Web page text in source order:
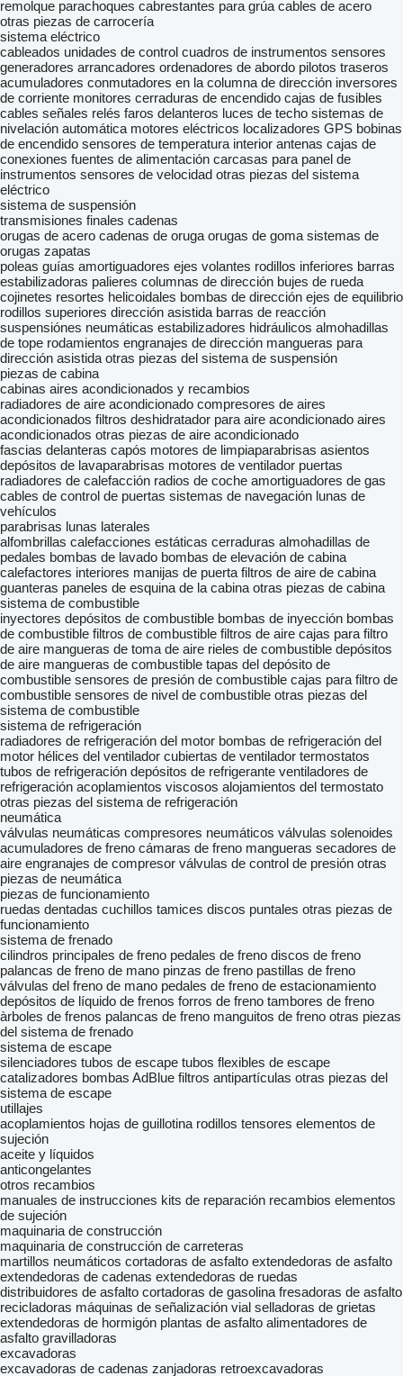
remolque parachoques cabrestantes para grúa cables de acero
otras piezas de carrocería
sistema eléctrico
cableados unidades de control cuadros de instrumentos sensores
generadores arrancadores ordenadores de abordo pilotos traseros
acumuladores conmutadores en la columna de dirección inversores
de corriente monitores cerraduras de encendido cajas de fusibles
cables señales relés faros delanteros luces de techo sistemas de
nivelación automática motores eléctricos localizadores GPS bobinas
de encendido sensores de temperatura interior antenas cajas de
conexiones fuentes de alimentación carcasas para panel de
instrumentos sensores de velocidad otras piezas del sistema
eléctrico
sistema de suspensión
transmisiones finales cadenas
orugas de acero cadenas de oruga orugas de goma sistemas de
orugas zapatas
poleas guías amortiguadores ejes volantes rodillos inferiores barras
estabilizadoras palieres columnas de dirección bujes de rueda
cojinetes resortes helicoidales bombas de dirección ejes de equilibrio
rodillos superiores dirección asistida barras de reacción
suspensiónes neumáticas estabilizadores hidráulicos almohadillas
de tope rodamientos engranajes de dirección mangueras para
dirección asistida otras piezas del sistema de suspensión
piezas de cabina
cabinas aires acondicionados y recambios
radiadores de aire acondicionado compresores de aires
acondicionados filtros deshidratador para aire acondicionado aires
acondicionados otras piezas de aire acondicionado
fascias delanteras capós motores de limpiaparabrisas asientos
depósitos de lavaparabrisas motores de ventilador puertas
radiadores de calefacción radios de coche amortiguadores de gas
cables de control de puertas sistemas de navegación lunas de
vehículos
parabrisas lunas laterales
alfombrillas calefacciones estáticas cerraduras almohadillas de
pedales bombas de lavado bombas de elevación de cabina
calefactores interiores manijas de puerta filtros de aire de cabina
guanteras paneles de esquina de la cabina otras piezas de cabina
sistema de combustible
inyectores depósitos de combustible bombas de inyección bombas
de combustible filtros de combustible filtros de aire cajas para filtro
de aire mangueras de toma de aire rieles de combustible depósitos
de aire mangueras de combustible tapas del depósito de
combustible sensores de presión de combustible cajas para filtro de
combustible sensores de nivel de combustible otras piezas del
sistema de combustible
sistema de refrigeración
radiadores de refrigeración del motor bombas de refrigeración del
motor hélices del ventilador cubiertas de ventilador termostatos
tubos de refrigeración depósitos de refrigerante ventiladores de
refrigeración acoplamientos viscosos alojamientos del termostato
otras piezas del sistema de refrigeración
neumática
válvulas neumáticas compresores neumáticos válvulas solenoides
acumuladores de freno cámaras de freno mangueras secadores de
aire engranajes de compresor válvulas de control de presión otras
piezas de neumática
piezas de funcionamiento
ruedas dentadas cuchillos tamices discos puntales otras piezas de
funcionamiento
sistema de frenado
cilindros principales de freno pedales de freno discos de freno
palancas de freno de mano pinzas de freno pastillas de freno
válvulas del freno de mano pedales de freno de estacionamiento
depósitos de líquido de frenos forros de freno tambores de freno
àrboles de frenos palancas de freno manguitos de freno otras piezas
del sistema de frenado
sistema de escape
silenciadores tubos de escape tubos flexibles de escape
catalizadores bombas AdBlue filtros antipartículas otras piezas del
sistema de escape
utillajes
acoplamientos hojas de guillotina rodillos tensores elementos de
sujeción
aceite y líquidos
anticongelantes
otros recambios
manuales de instrucciones kits de reparación recambios elementos
de sujeción
maquinaria de construcción
maquinaria de construcción de carreteras
martillos neumáticos cortadoras de asfalto extendedoras de asfalto
extendedoras de cadenas extendedoras de ruedas
distribuidores de asfalto cortadoras de gasolina fresadoras de asfalto
recicladoras máquinas de señalización vial selladoras de grietas
extendedoras de hormigón plantas de asfalto alimentadores de
asfalto gravilladoras
excavadoras
excavadoras de cadenas zanjadoras retroexcavadoras